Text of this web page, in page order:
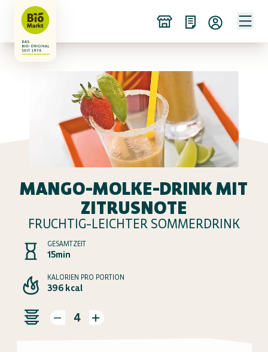
MANGO-MOLKE-DRINK MIT
ZITRUSNOTE
FRUCHTIG-LEICHTER SOMMERDRINK
GESAMTZEIT
15min
KALORIEN PRO PORTION
396 kcal
4